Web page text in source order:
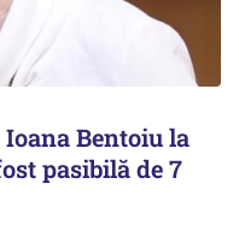
Bentoiu la
pasibilă de 7